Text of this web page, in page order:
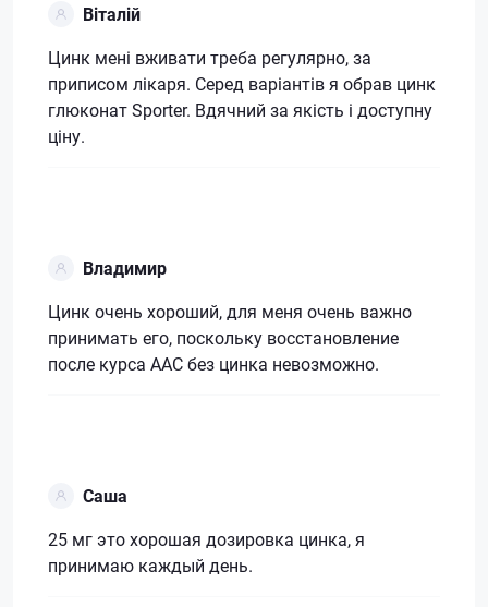
Віталій
Цинк мені вживати треба регулярно, за
приписом лікаря. Серед варіантів я обрав цинк
глюконат Sporter. Вдячний за якість і доступну
ціну.
Владимир
Цинк очень хороший, для меня очень важно
принимать его, поскольку восстановление
после курса ААС без цинка невозможно.
Саша
25 мг это хорошая дозировка цинка, я
принимаю каждый день.